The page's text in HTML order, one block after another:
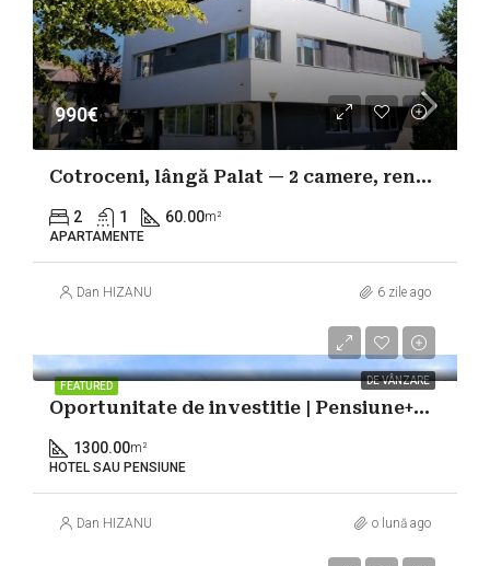
990€
Cotroceni, lângă Palat — 2 camere, renovat în 2026
2 1 60.00m²
APARTAMENTE
Dan HIZANU 6 zile ago
FEATURED DE VÂNZARE
Oportunitate de investitie | Pensiune+Restaurant+Club | Cladire emblematica
1300.00m²
HOTEL SAU PENSIUNE
Dan HIZANU o lună ago